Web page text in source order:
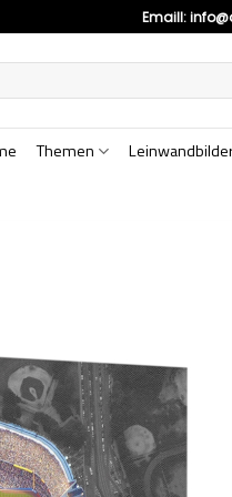
Emaill:
Themen